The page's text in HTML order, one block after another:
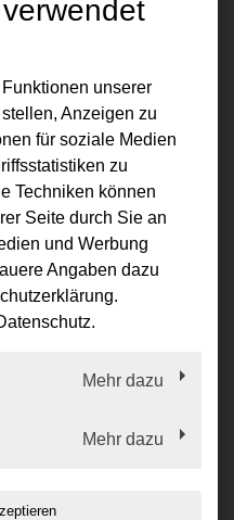
und finden
unserer
Anzeigen zu
für soziale Medien
zu
Techniken können
Seite durch Sie an
und Werbung
Angaben dazu
Mehr dazu
Mehr dazu